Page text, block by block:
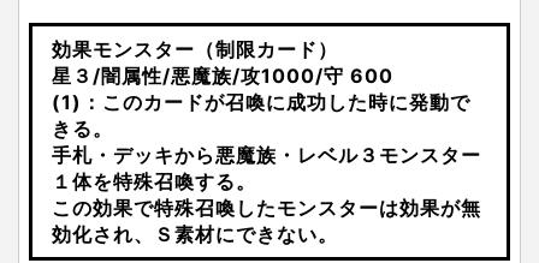
効果モンスター（制限カード）
星３/闇属性/悪魔族/攻1000/守 600
(1)：このカードが召喚に成功した時に発動で
きる。
手札・デッキから悪魔族・レベル３モンスター
１体を特殊召喚する。
この効果で特殊召喚したモンスターは効果が無
効化され、Ｓ素材にできない。